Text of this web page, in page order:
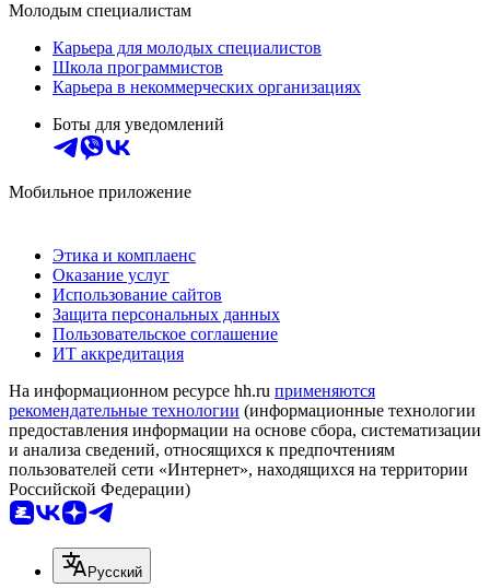
Молодым специалистам
Карьера для молодых специалистов
Школа программистов
Карьера в некоммерческих организациях
Боты для уведомлений
Мобильное приложение
Этика и комплаенс
Оказание услуг
Использование сайтов
Защита персональных данных
Пользовательское соглашение
ИТ аккредитация
На информационном ресурсе hh.ru применяются
рекомендательные технологии (информационные технологии
предоставления информации на основе сбора, систематизации
и анализа сведений, относящихся к предпочтениям
пользователей сети «Интернет», находящихся на территории
Российской Федерации)
Русский